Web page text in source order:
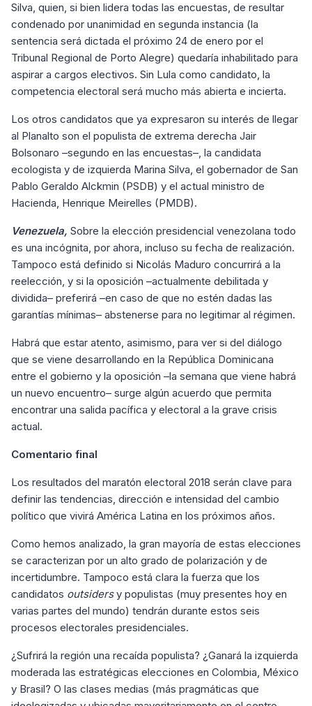
Silva, quien, si bien lidera todas las encuestas, de resultar
condenado por unanimidad en segunda instancia (la
sentencia será dictada el próximo 24 de enero por el
Tribunal Regional de Porto Alegre) quedaría inhabilitado para
aspirar a cargos electivos. Sin Lula como candidato, la
competencia electoral será mucho más abierta e incierta.
Los otros candidatos que ya expresaron su interés de llegar
al Planalto son el populista de extrema derecha Jair
Bolsonaro –segundo en las encuestas–, la candidata
ecologista y de izquierda Marina Silva, el gobernador de San
Pablo Geraldo Alckmin (PSDB) y el actual ministro de
Hacienda, Henrique Meirelles (PMDB).
Venezuela, Sobre la elección presidencial venezolana todo
es una incógnita, por ahora, incluso su fecha de realización.
Tampoco está definido si Nicolás Maduro concurrirá a la
reelección, y si la oposición –actualmente debilitada y
dividida– preferirá –en caso de que no estén dadas las
garantías mínimas– abstenerse para no legitimar al régimen.
Habrá que estar atento, asimismo, para ver si del diálogo
que se viene desarrollando en la República Dominicana
entre el gobierno y la oposición –la semana que viene habrá
un nuevo encuentro– surge algún acuerdo que permita
encontrar una salida pacífica y electoral a la grave crisis
actual.
Comentario final
Los resultados del maratón electoral 2018 serán clave para
definir las tendencias, dirección e intensidad del cambio
político que vivirá América Latina en los próximos años.
Como hemos analizado, la gran mayoría de estas elecciones
se caracterizan por un alto grado de polarización y de
incertidumbre. Tampoco está clara la fuerza que los
candidatos outsidersy populistas (muy presentes hoy en
varias partes del mundo) tendrán durante estos seis
procesos electorales presidenciales.
¿Sufrirá la región una recaída populista? ¿Ganará la izquierda
moderada las estratégicas elecciones en Colombia, México
y Brasil? O las clases medias (más pragmáticas que